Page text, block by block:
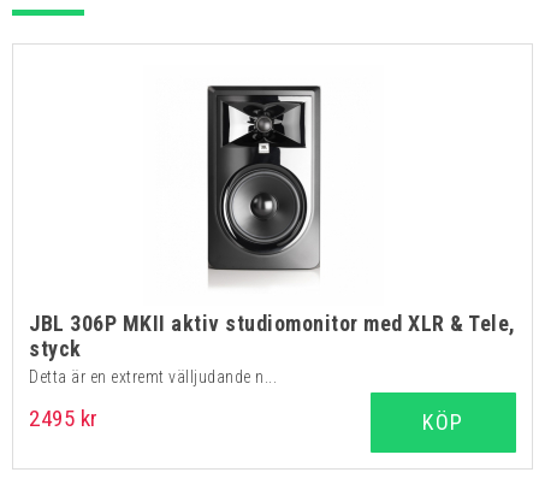
JBL 306P MKII aktiv studiomonitor med XLR & Tele,
styck
Detta är en extremt välljudande n...
2495 kr KÖP